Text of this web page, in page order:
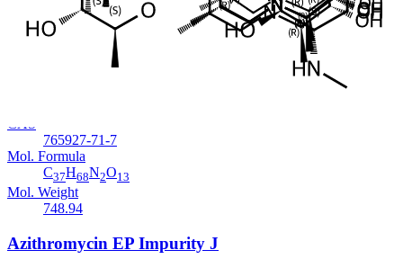
Azithromycin EP Impurity M
CAS
765927-71-7
Mol. Formula
C37H68N2O13
Mol. Weight
748.94
Azithromycin EP Impurity J